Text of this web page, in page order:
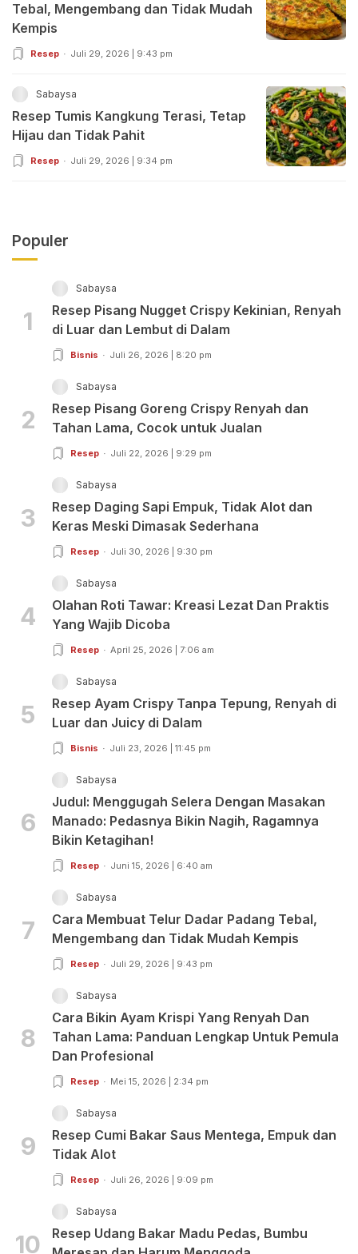
Tebal, Mengembang dan Tidak Mudah
Kempis
Resep Juli 29, 2026 | 9:43 pm
Sabaysa
Resep Tumis Kangkung Terasi, Tetap
Hijau dan Tidak Pahit
Resep Juli 29, 2026 | 9:34 pm
Populer
1
Sabaysa
Resep Pisang Nugget Crispy Kekinian, Renyah
di Luar dan Lembut di Dalam
Bisnis Juli 26, 2026 | 8:20 pm
2
Sabaysa
Resep Pisang Goreng Crispy Renyah dan
Tahan Lama, Cocok untuk Jualan
Resep Juli 22, 2026 | 9:29 pm
3
Sabaysa
Resep Daging Sapi Empuk, Tidak Alot dan
Keras Meski Dimasak Sederhana
Resep Juli 30, 2026 | 9:30 pm
4
Sabaysa
Olahan Roti Tawar: Kreasi Lezat Dan Praktis
Yang Wajib Dicoba
Resep April 25, 2026 | 7:06 am
5
Sabaysa
Resep Ayam Crispy Tanpa Tepung, Renyah di
Luar dan Juicy di Dalam
Bisnis Juli 23, 2026 | 11:45 pm
6
Sabaysa
Judul: Menggugah Selera Dengan Masakan
Manado: Pedasnya Bikin Nagih, Ragamnya
Bikin Ketagihan!
Resep Juni 15, 2026 | 6:40 am
7
Sabaysa
Cara Membuat Telur Dadar Padang Tebal,
Mengembang dan Tidak Mudah Kempis
Resep Juli 29, 2026 | 9:43 pm
8
Sabaysa
Cara Bikin Ayam Krispi Yang Renyah Dan
Tahan Lama: Panduan Lengkap Untuk Pemula
Dan Profesional
Resep Mei 15, 2026 | 2:34 pm
9
Sabaysa
Resep Cumi Bakar Saus Mentega, Empuk dan
Tidak Alot
Resep Juli 26, 2026 | 9:09 pm
10
Sabaysa
Resep Udang Bakar Madu Pedas, Bumbu